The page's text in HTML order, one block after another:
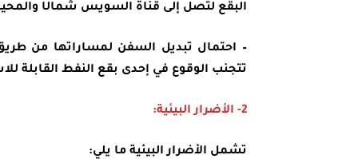
البقع لتصل إلى قناة السويس شمالًا
– احتمال تبديل السفن لمساراتها من
تتجنب الوقوع في إحدى بقع النفط القابلة
2- الأضرار البيئية:
تشمل الأضرار البيئية ما يلي: